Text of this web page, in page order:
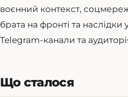
воєнний контекст,
брата на фронті та
Telegram-канали та
Що сталося